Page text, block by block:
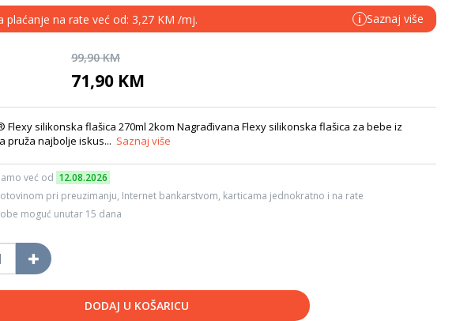
plaćanje na rate već od: 3,27 KM /mj. i Saznaj više
99,90 KM
71,90 KM
silikonska flašica 270ml 2kom Nagrađivana Flexy silikonska flašica za bebe iz
pruža najbolje iskus... Saznaj više
već od 12.08.2026
pri preuzimanju, Internet bankarstvom, karticama jednokratno i na rate
moguć unutar 15 dana
DODAJ U KOŠARICU